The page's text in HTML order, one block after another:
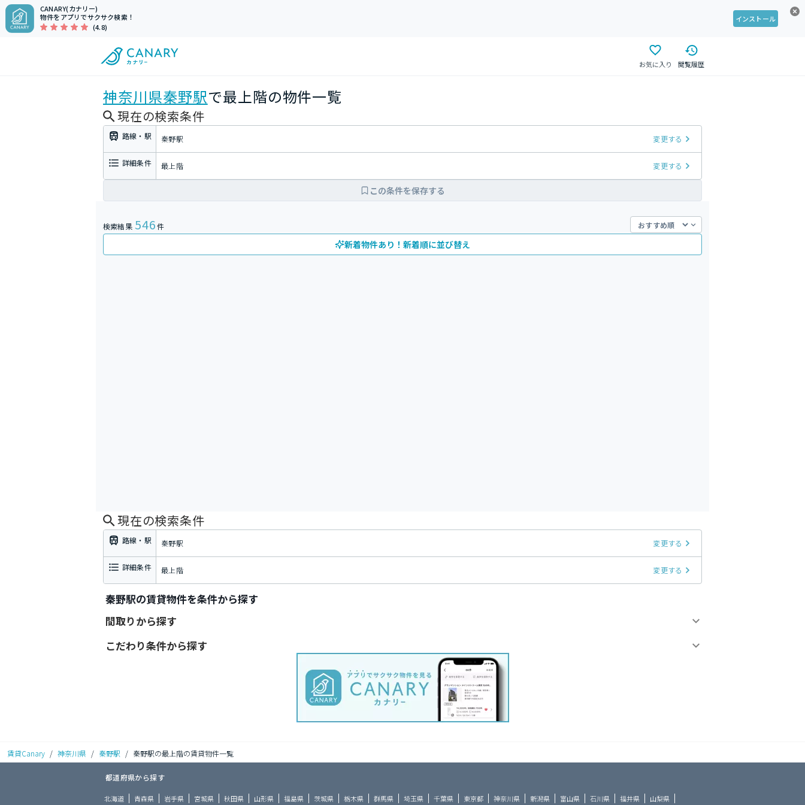
CANARY(カナリー)
物件をアプリでサクサク検索！
(4.8)
インストール
お気に入り 閲覧履歴
神奈川県秦野駅で最上階の物件一覧
現在の検索条件
路線・駅 秦野駅 変更する
詳細条件 最上階 変更する
この条件を保存する
検索結果 546件
新着物件あり！新着順に並び替え
現在の検索条件
路線・駅 秦野駅 変更する
詳細条件 最上階 変更する
秦野駅の賃貸物件を条件から探す
間取りから探す
こだわり条件から探す
賃貸Canary / 神奈川県 / 秦野駅 / 秦野駅の最上階の賃貸物件一覧
都道府県から探す
北海道 青森県 岩手県 宮城県 秋田県 山形県 福島県 茨城県 栃木県 群馬県 埼玉県 千葉県 東京都 神奈川県 新潟県 富山県 石川県 福井県 山梨県